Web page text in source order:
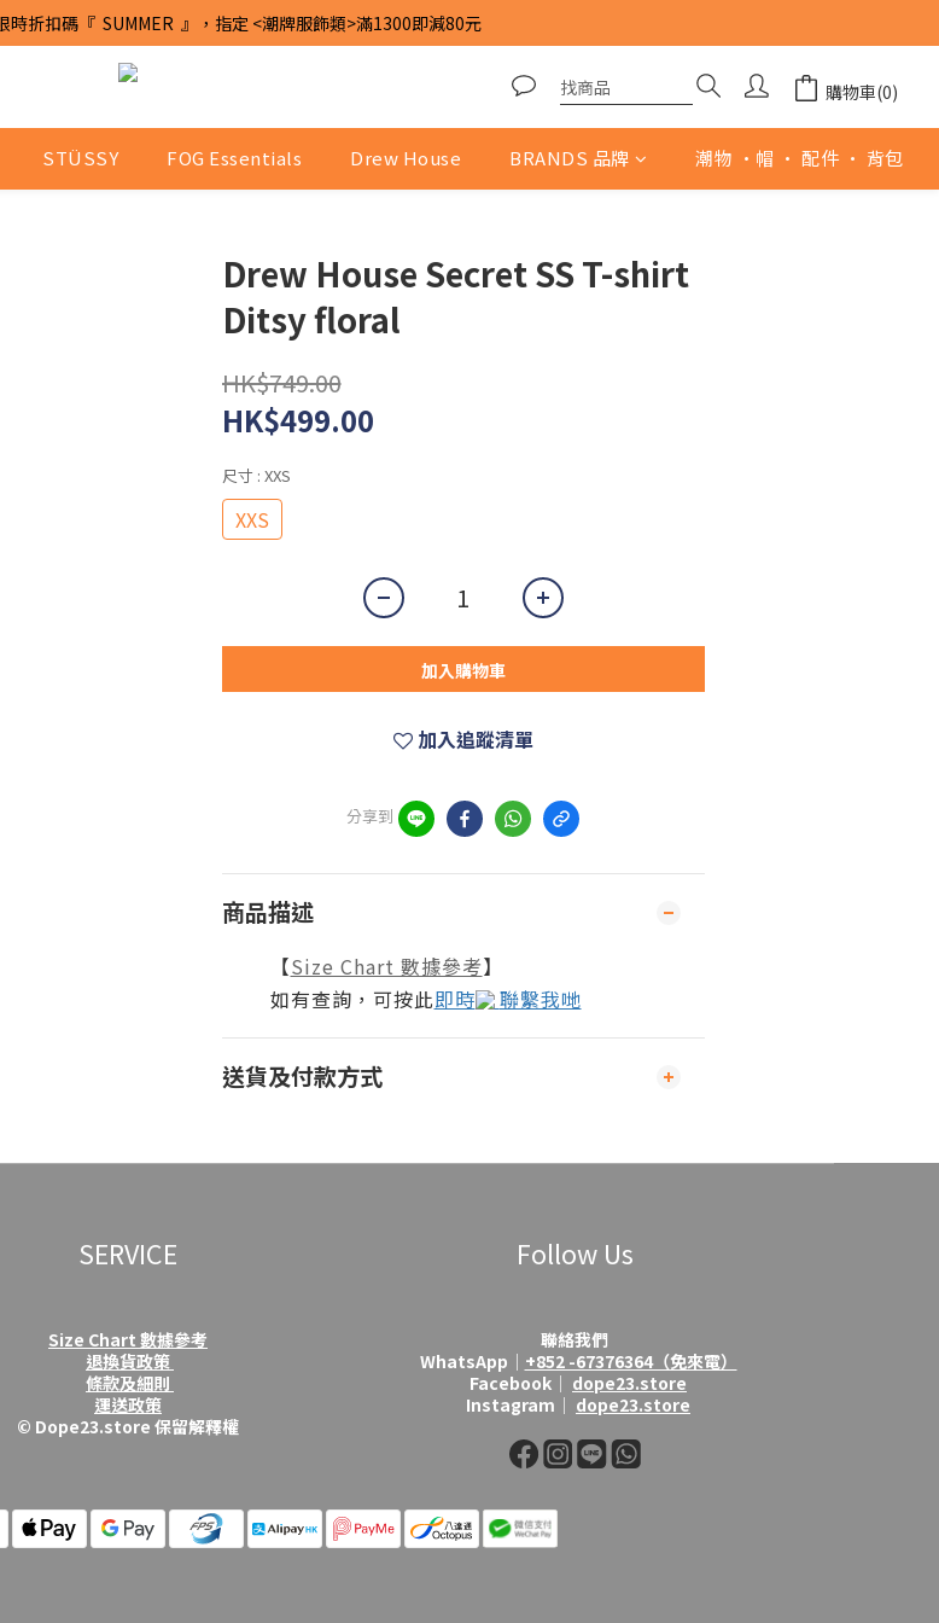
折扣碼『  SUMMER  』，指定 <潮牌服飾類>滿1300即減80元
購物車(0)
STÜSSY FOG Essentials Drew House BRANDS 品牌 潮物 ·帽 · 配件 · 背包
Drew House Secret SS T-shirt
Ditsy floral
HK$749.00
HK$499.00
尺寸 : XXS
XXS
加入購物車
加入追蹤清單
分享到
商品描述
【Size Chart 數據參考】
如有查詢，可按此即時 聯繫我哋
送貨及付款方式
SERVICE
Size Chart 數據參考
退換貨政策
條款及細則
運送政策
© Dope23.store 保留解釋權
Follow Us
聯絡我們
WhatsApp│ +852 -67376364（免來電）
Facebook│ dope23.store
Instagram│ dope23.store